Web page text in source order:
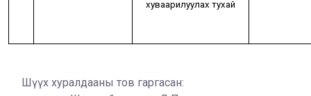
хуваарилуулах тухай
Шүүх хуралдааны тов гаргасан: